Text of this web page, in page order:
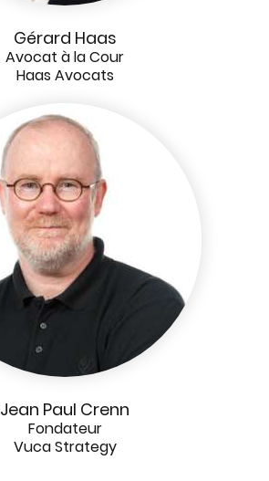
Gérard Haas
Avocat à la Cour
Haas Avocats
Jean Paul Crenn
Fondateur
Vuca Strategy